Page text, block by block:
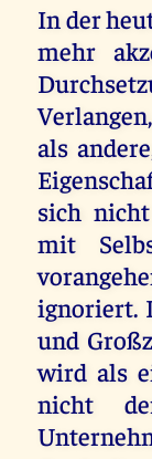
In der
mehr
als
sich
mit
ignoriert.
und
wird als
nicht